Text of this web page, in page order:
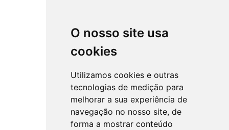
O nosso site usa
cookies
Utilizamos cookies e outras
tecnologias de medição para
melhorar a sua experiência de
navegação no nosso site, de
forma a mostrar conteúdo